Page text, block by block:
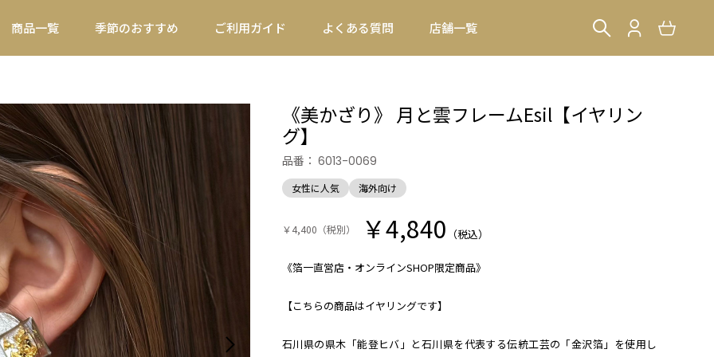
商品一覧 季節のおすすめ ご利用ガイド よくある質問 店舗一覧
《美かざり》 月と雲フレームEsil【イヤリン
グ】
品番： 6013-0069
女性に人気 海外向け
￥4,400 （税別） ￥4,840 （税込）
《箔一直営店・オンラインSHOP限定商品》
【こちらの商品はイヤリングです】
石川県の県木「能登ヒバ」と石川県を代表する伝統工芸の「金沢箔」を使用し